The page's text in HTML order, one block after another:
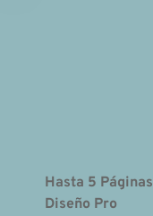
Hasta 5 Páginas
Diseño Pro